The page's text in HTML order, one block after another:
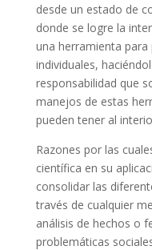
desde un estado de
donde se logre la
una herramienta para
individuales,
responsabilidad que
manejos de estas
pueden tener al
Razones por las
científica en su
consolidar las
través de cualquier
análisis de hechos o
problemáticas